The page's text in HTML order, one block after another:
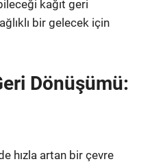
kağıt geri
bir gelecek için
Dönüşümü:
hızla artan bir çevre